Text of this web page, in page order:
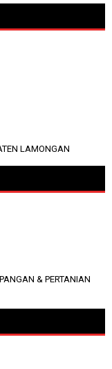
LAMONGAN
& PERTANIAN